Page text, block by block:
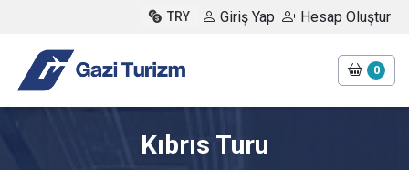
TRY Giriş Yap Hesap Oluştur
0
Kıbrıs Turu